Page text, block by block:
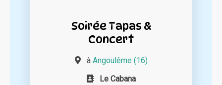
Soirée Tapas &
Concert
à Angoulême (16)
Le Cabana